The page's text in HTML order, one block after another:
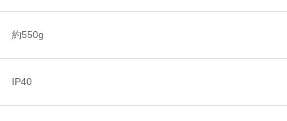
約550g
IP40